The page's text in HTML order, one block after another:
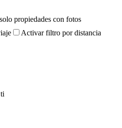
propiedades con fotos
Activar filtro por distancia